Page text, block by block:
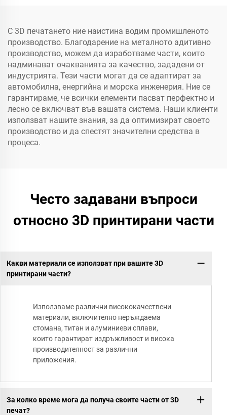
С 3D печатането ние наистина водим промишленото
производство. Благодарение на металното адитивно
производство, можем да изработваме части, които
надминават очакванията за качество, зададени от
индустрията. Тези части могат да се адаптират за
автомобилна, енергийна и морска инженерия. Ние се
гарантираме, че всички елементи пасват перфектно и
лесно се включват във вашата система. Наши клиенти
използват нашите знания, за да оптимизират своето
производство и да спестят значителни средства в
процеса.
Често задавани въпроси
относно 3D принтирани части
Какви материали се използват при вашите 3D
принтирани части?
Използваме различни висококачествени
материали, включително неръждаема
стомана, титан и алуминиеви сплави,
които гарантират издръжливост и висока
производителност за различни
приложения.
За колко време мога да получа своите части от 3D
печат?